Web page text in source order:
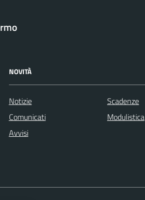
NOVITÀ
Notizie
Comunicati
Avvisi
Scadenze
Modulistica